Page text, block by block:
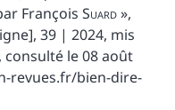
François Suard»,
39 | 2024, mis
consulté le 08 août
revues.fr/bien-dire-